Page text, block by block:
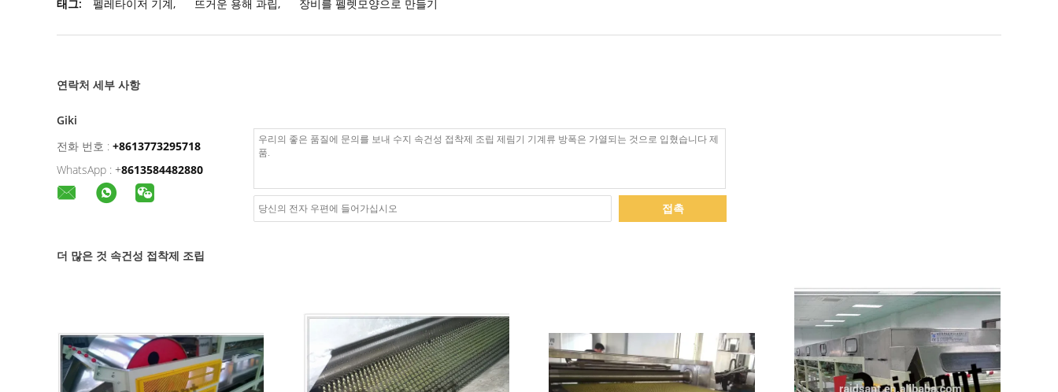
태그: 펠레타이저 기계, 뜨거운 용해 과립, 장비를 펠렛모양으로 만들기
연락처 세부 사항
Giki
전화 번호 : +8613773295718
WhatsApp : +8613584482880
접촉
더 많은 것 속건성 접착제 조립